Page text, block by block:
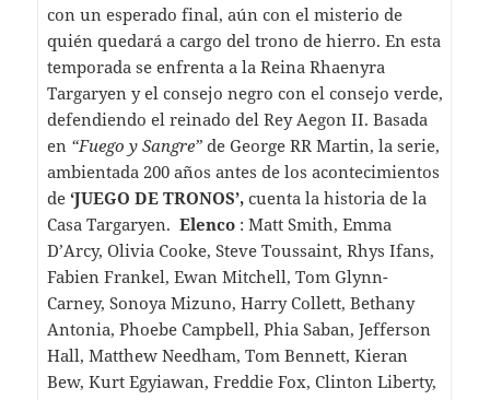
con un esperado final, aún con el misterio de
quién quedará a cargo del trono de hierro. En esta
temporada se enfrenta a la Reina Rhaenyra
Targaryen y el consejo negro con el consejo verde,
defendiendo el reinado del Rey Aegon II. Basada
en “Fuego y Sangre”de George RR Martin, la serie,
ambientada 200 años antes de los acontecimientos
de ‘JUEGO DE TRONOS’,cuenta la historia de la
Casa Targaryen. Elenco: Matt Smith, Emma
D’Arcy, Olivia Cooke, Steve Toussaint, Rhys Ifans,
Fabien Frankel, Ewan Mitchell, Tom Glynn-
Carney, Sonoya Mizuno, Harry Collett, Bethany
Antonia, Phoebe Campbell, Phia Saban, Jefferson
Hall, Matthew Needham, Tom Bennett, Kieran
Bew, Kurt Egyiawan, Freddie Fox, Clinton Liberty,